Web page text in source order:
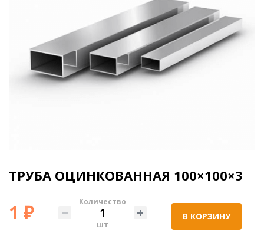
ТРУБА ОЦИНКОВАННАЯ 100×100×3
1 ₽ Количество
шт
В КОРЗИНУ